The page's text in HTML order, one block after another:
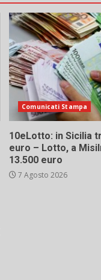
Comunicati Stampa
10eLotto: in Sicilia
euro – Lotto, a
13.500 euro
7 Agosto 2026